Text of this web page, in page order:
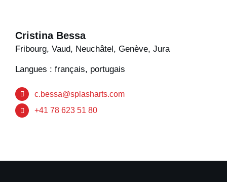
Cristina Bessa
Fribourg, Vaud, Neuchâtel, Genève, Jura
Langues : français, portugais
c.bessa@splasharts.com
+41 78 623 51 80